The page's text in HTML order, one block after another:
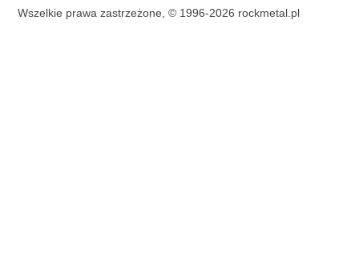
Wszelkie prawa zastrzeżone, © 1996-2026 rockmetal.pl